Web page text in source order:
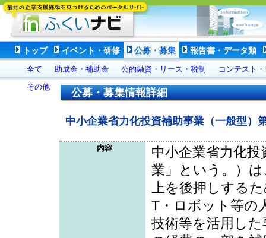
トップ イベント・研修 公募・募集 報告書・データ類
全て 助成金・補助金 公的融資・リース・税制
コンテスト
その他
公募・募集情報詳細
中小企業省力化投資補助事業（一般型）
内容
中小企業省力化
業」という。）
上を後押しする
T・ロボット等の
技術等を活用し